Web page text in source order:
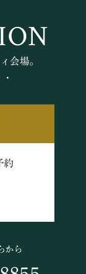
会場。
約
から